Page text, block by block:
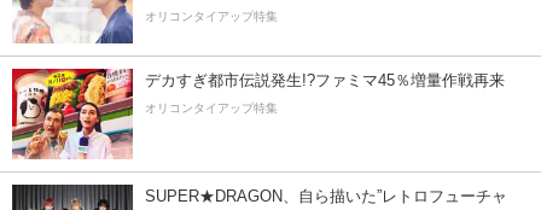
オリコンタイアップ特集
デカすぎ都市伝説発生!?ファミマ45％増量作戦再来
オリコンタイアップ特集
SUPER★DRAGON、自ら描いた”レトロフューチャ